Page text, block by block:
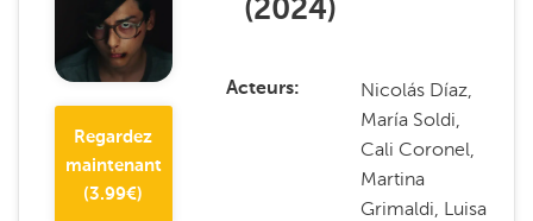
Regardez
maintenant
(3.99€)
(2024)
Acteurs
Nicolás Díaz,
María Soldi,
Cali Coronel,
Martina
Grimaldi, Luisa